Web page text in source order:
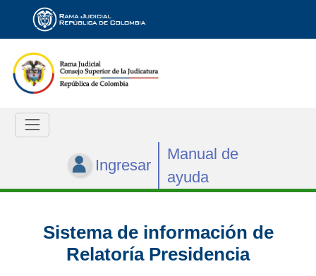
Ingresar
Manual de
ayuda
Sistema de información de
Relatoría Presidencia